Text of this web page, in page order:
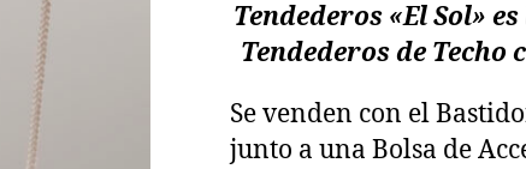
Tendederos «El Sol»
Tendederos de Techo
Se venden con el
junto a una Bolsa de